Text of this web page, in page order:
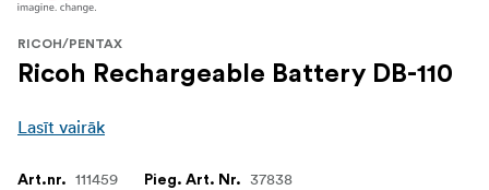
RICOH/PENTAX
Ricoh Rechargeable Battery DB-110
Lasīt vairāk
Art.nr. 111459 Pieg. Art. Nr. 37838